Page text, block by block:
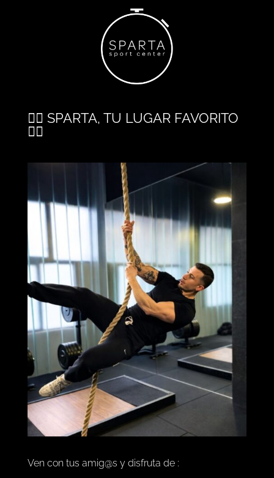
🏋️‍♂️ SPARTA, TU LUGAR FAVORITO
🏋️‍♂️
Ven con tus amig@s y disfruta de :